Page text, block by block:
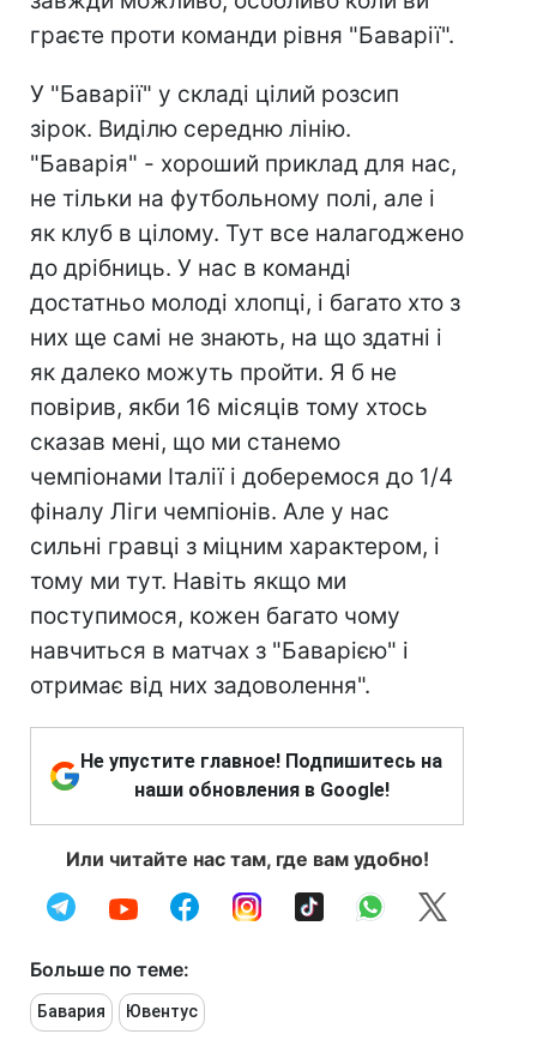
граєте проти команди рівня "Баварії".
У "Баварії" у складі цілий розсип
зiрок. Виділю середню лінію.
"Баварія" - хороший приклад для нас,
не тільки на футбольному полі, але і
як клуб в цілому. Тут все налагоджено
до дрібниць. У нас в команді
достатньо молоді хлопці, і багато хто з
них ще самі не знають, на що здатні і
як далеко можуть пройти. Я б не
повірив, якби 16 місяців тому хтось
сказав мені, що ми станемо
чемпіонами Італії і доберемося до 1/4
фіналу Ліги чемпіонів. Але у нас
сильні гравці з міцним характером, і
тому ми тут. Навіть якщо ми
поступимося, кожен багато чому
навчиться в матчах з "Баварією" і
отримає від них задоволення".
Не упустите главное! Подпишитесь на
наши обновления в Google!
Или читайте нас там, где вам удобно!
Больше по теме:
Бавария Ювентус